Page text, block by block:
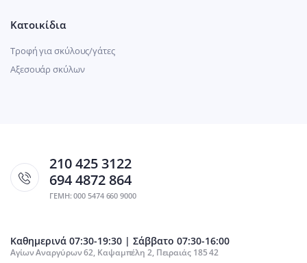
Κατοικίδια
Τροφή για σκύλους/γάτες
Αξεσουάρ σκύλων
210 425 3122
694 4872 864
ΓΕΜΗ: 000 5474 660 9000
Καθημερινά 07:30-19:30 | Σάββατο 07:30-16:00
Αγίων Αναργύρων 62, Καψαμπέλη 2, Πειραιάς 185 42